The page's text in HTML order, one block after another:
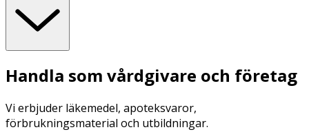
Handla som vårdgivare och företag
Vi erbjuder läkemedel, apoteksvaror,
förbrukningsmaterial och utbildningar.